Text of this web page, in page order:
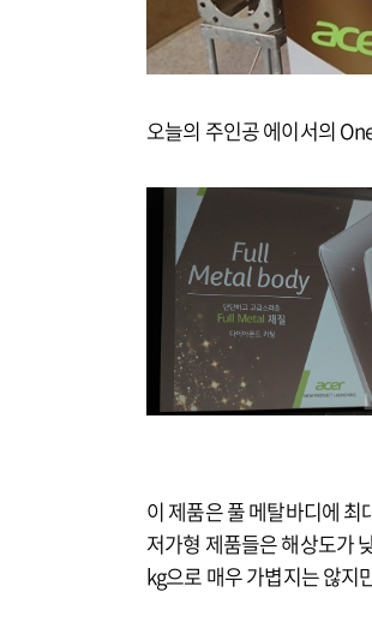
오늘의 주인공 에이서의
이 제품은 풀 메탈바디에
저가형 제품들은 해상도가
kg으로 매우 가볍지는 않지